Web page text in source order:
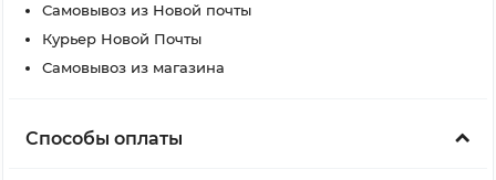
Самовывоз из Новой почты
Курьер Новой Почты
Самовывоз из магазина
Способы оплаты